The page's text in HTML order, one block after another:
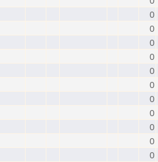
0
0
0
0
0
0
0
0
0
0
0